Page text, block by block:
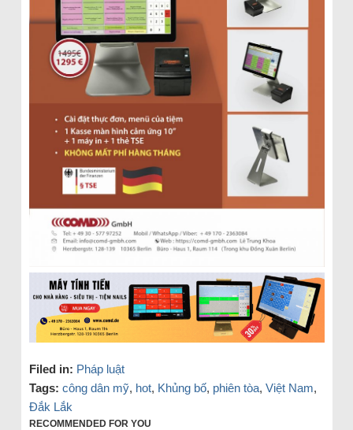
Filed in: Pháp luật
Tags: công dân mỹ, hot, Khủng bố, phiên tòa, Việt Nam,
Đắk Lắk
RECOMMENDED FOR YOU